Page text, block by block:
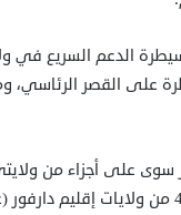
الدعم السريع في
القصر الرئاسي،
السريع تسيطر سوى على